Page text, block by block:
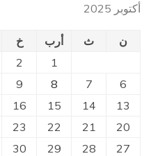
أكتوبر 2025
ن ث أرب خ
1
2
6
7
8
9
13
14
15
16
20
21
22
23
27
28
29
30